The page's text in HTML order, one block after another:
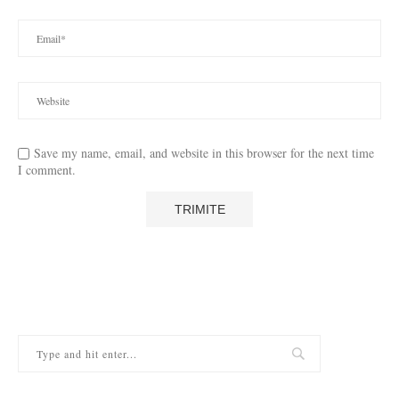
Save my name, email, and website in this browser for the next time
I comment.